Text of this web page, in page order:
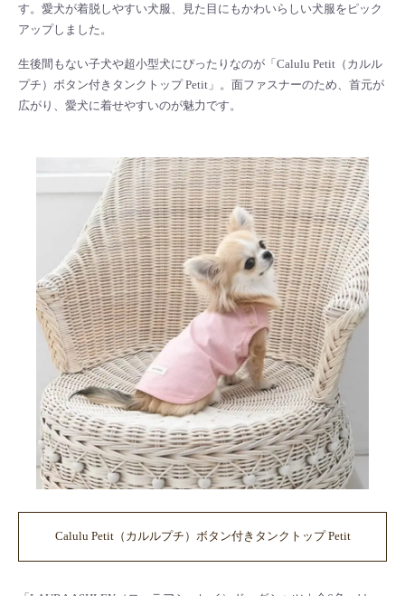
す。愛犬が着脱しやすい犬服、見た目にもかわいらしい犬服をピック
アップしました。
生後間もない子犬や超小型犬にぴったりなのが「Calulu Petit（カルル
プチ）ボタン付きタンクトップ Petit」。面ファスナーのため、首元が
広がり、愛犬に着せやすいのが魅力です。
Calulu Petit（カルルプチ）ボタン付きタンクトップ Petit